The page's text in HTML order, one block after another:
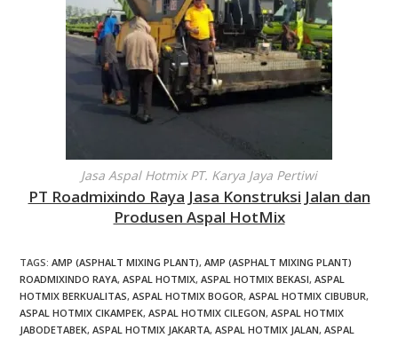
Jasa Aspal Hotmix PT. Karya Jaya Pertiwi
PT Roadmixindo Raya Jasa Konstruksi Jalan dan
Produsen Aspal HotMix
TAGS:AMP (ASPHALT MIXING PLANT), AMP (ASPHALT MIXING PLANT)
ROADMIXINDO RAYA, ASPAL HOTMIX, ASPAL HOTMIX BEKASI, ASPAL
HOTMIX BERKUALITAS, ASPAL HOTMIX BOGOR, ASPAL HOTMIX CIBUBUR,
ASPAL HOTMIX CIKAMPEK, ASPAL HOTMIX CILEGON, ASPAL HOTMIX
JABODETABEK, ASPAL HOTMIX JAKARTA, ASPAL HOTMIX JALAN, ASPAL